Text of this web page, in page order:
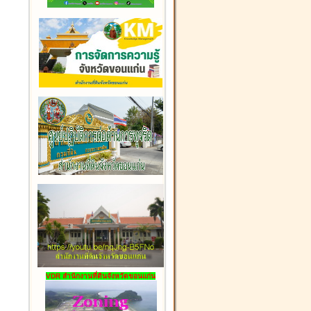
VDR สำนักงานที่ดินจังหวัดขอนแก่น